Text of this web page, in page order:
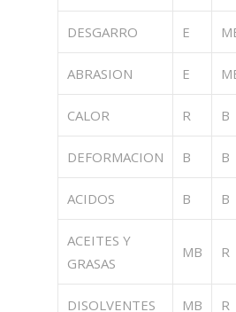
DESGARRO E
ABRASION E
CALOR R B
DEFORMACION B B
ACIDOS B B
ACEITES Y
GRASAS
MB R
DISOLVENTES MB R